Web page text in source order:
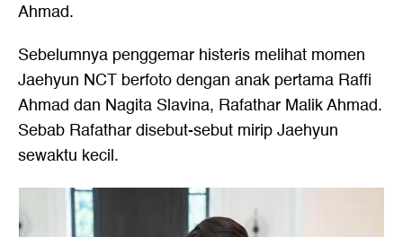
Ahmad.
Sebelumnya penggemar histeris melihat momen
Jaehyun NCT berfoto dengan anak pertama Raffi
Ahmad dan Nagita Slavina, Rafathar Malik Ahmad.
Sebab Rafathar disebut-sebut mirip Jaehyun
sewaktu kecil.